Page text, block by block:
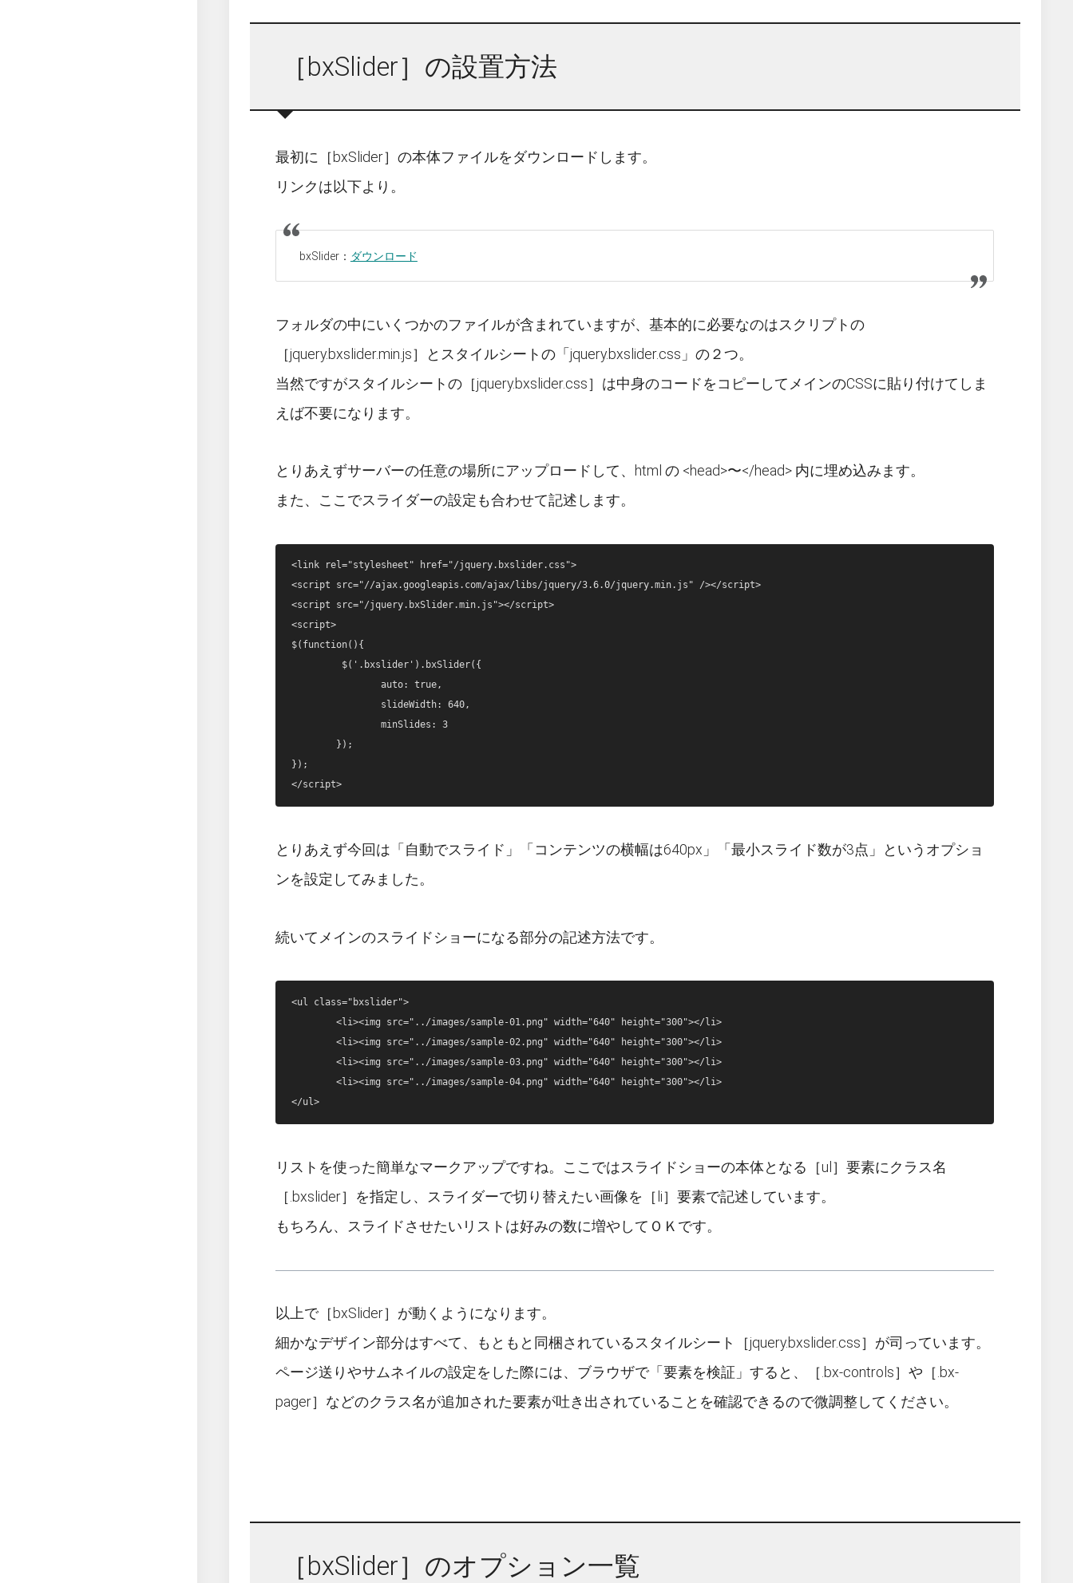
［bxSlider］の設置方法
最初に［bxSlider］の本体ファイルをダウンロードします。
リンクは以下より。
bxSlider： ダウンロード
フォルダの中にいくつかのファイルが含まれていますが、基本的に必要なのはスクリプトの
［jquery.bxslider.min.js］とスタイルシートの「jquery.bxslider.css」の２つ。
当然ですがスタイルシートの［jquery.bxslider.css］は中身のコードをコピーしてメインのCSSに貼り付けてしま
えば不要になります。
とりあえずサーバーの任意の場所にアップロードして、html の <head>〜</head> 内に埋め込みます。
また、ここでスライダーの設定も合わせて記述します。
<link rel="stylesheet" href="/jquery.bxslider.css">
<script src="//ajax.googleapis.com/ajax/libs/jquery/3.6.0/jquery.min.js" /></script>
<script src="/jquery.bxSlider.min.js"></script>
<script>
$(function(){
});
</script>
とりあえず今回は「自動でスライド」「コンテンツの横幅は640px」「最小スライド数が3点」というオプショ
ンを設定してみました。
続いてメインのスライドショーになる部分の記述方法です。
<ul class="bxslider">
</ul>
リストを使った簡単なマークアップですね。ここではスライドショーの本体となる［ul］要素にクラス名
［.bxslider］を指定し、スライダーで切り替えたい画像を［li］要素で記述しています。
もちろん、スライドさせたいリストは好みの数に増やしてＯＫです。
以上で［bxSlider］が動くようになります。
細かなデザイン部分はすべて、もともと同梱されているスタイルシート［jquery.bxslider.css］が司っています。
ページ送りやサムネイルの設定をした際には、ブラウザで「要素を検証」すると、［.bx-controls］や［.bx-
pager］などのクラス名が追加された要素が吐き出されていることを確認できるので微調整してください。
［bxSlider］のオプション一覧